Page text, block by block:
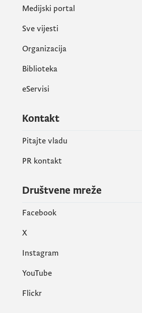
Medijski portal
Sve vijesti
Organizacija
Biblioteka
eServisi
Kontakt
Pitajte vladu
PR kontakt
Društvene mreže
Facebook
X
Instagram
YouTube
Flickr